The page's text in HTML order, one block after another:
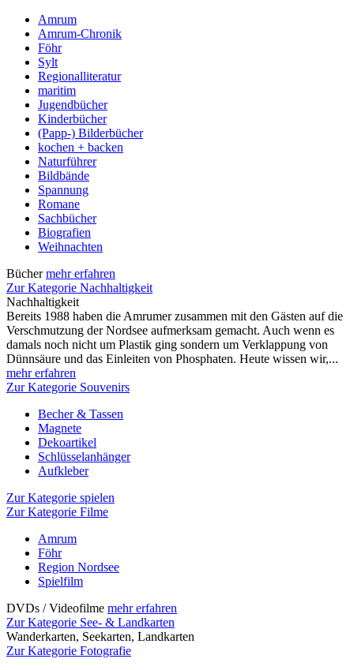
Amrum
Amrum-Chronik
Föhr
Sylt
Regionalliteratur
maritim
Jugendbücher
Kinderbücher
(Papp-) Bilderbücher
kochen + backen
Naturführer
Bildbände
Spannung
Romane
Sachbücher
Biografien
Weihnachten
Büchermehr erfahren
Zur Kategorie Nachhaltigkeit
Nachhaltigkeit
Bereits 1988 haben die Amrumer zusammen mit den Gästen auf die
Verschmutzung der Nordsee aufmerksam gemacht. Auch wenn es
damals noch nicht um Plastik ging sondern um Verklappung von
Dünnsäure und das Einleiten von Phosphaten. Heute wissen wir,...
mehr erfahren
Zur Kategorie Souvenirs
Becher & Tassen
Magnete
Dekoartikel
Schlüsselanhänger
Aufkleber
Zur Kategorie spielen
Zur Kategorie Filme
Amrum
Föhr
Region Nordsee
Spielfilm
DVDs / Videofilme mehr erfahren
Zur Kategorie See- & Landkarten
Wanderkarten, Seekarten, Landkarten
Zur Kategorie Fotografie